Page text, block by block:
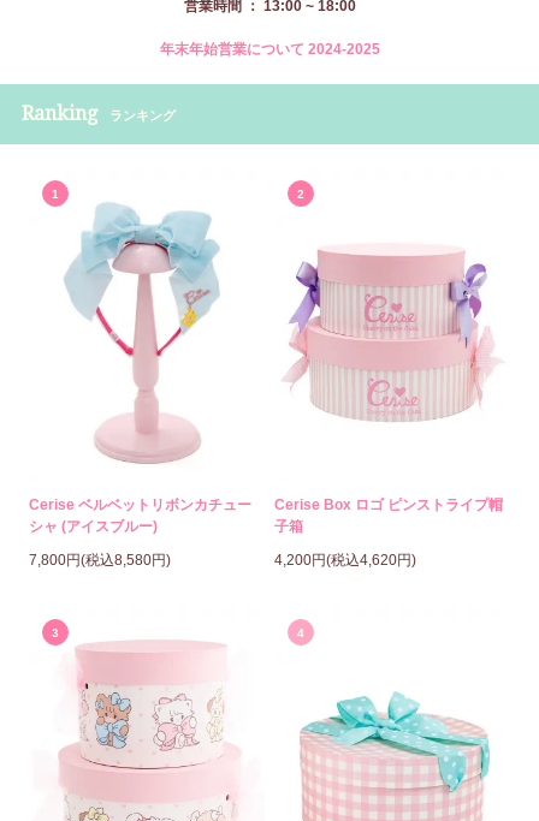
営業時間 ： 13:00 ~ 18:00
年末年始営業について 2024-2025
Ranking ランキング
1
Cerise ベルベットリボンカチュー
シャ (アイスブルー)
7,800円(税込8,580円)
2
Cerise Box ロゴ ピンストライプ帽
子箱
4,200円(税込4,620円)
3 4